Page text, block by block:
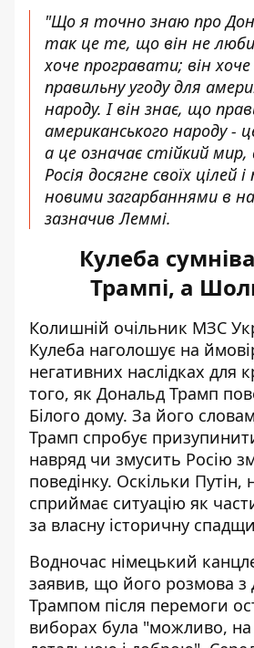
"Що я точно знаю про
так це те, що він не
хоче програвати; він
правильну угоду для
народу. І він знає, що
американського народу -
а це означає стійкий
Росія досягне своїх цілей
новими загарбаннями в
зазначив Леммі.
Кулеба
Трампі, а
Колишній очільник МЗС
Кулеба наголошує на
негативних наслідках для
того, як Дональд Трамп
Білого дому. За його
Трамп спробує
навряд чи змусить Росію
поведінку. Оскільки Путін,
сприймає ситуацію як
за власну історичну
Водночас німецький
заявив, що його розмова з
Трампом після перемоги
виборах була "можливо,